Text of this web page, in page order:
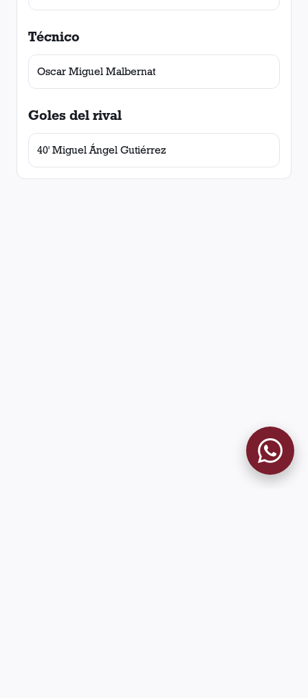
Técnico
Oscar Miguel Malbernat
Goles del rival
40' Miguel Ángel Gutiérrez